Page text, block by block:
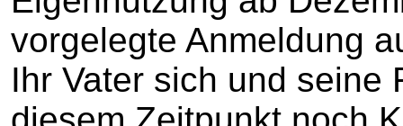
vorgelegte Anmeldung
Ihr Vater sich und seine